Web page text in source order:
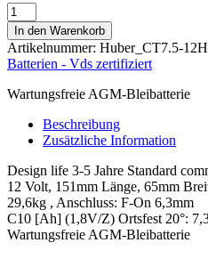
CT
7.5-
12HR
Menge
In den Warenkorb
Artikelnummer: Huber_CT7.5-
Batterien - Vds zertifiziert
Wartungsfreie AGM-Bleibatterie
Beschreibung
Zusätzliche Information
Design life 3-5 Jahre Standard
12 Volt, 151mm Länge, 65mm
29,6kg , Anschluss: F-On 6,3mm
C10 [Ah] (1,8V/Z) Ortsfest 20°:
Wartungsfreie AGM-Bleibatterie